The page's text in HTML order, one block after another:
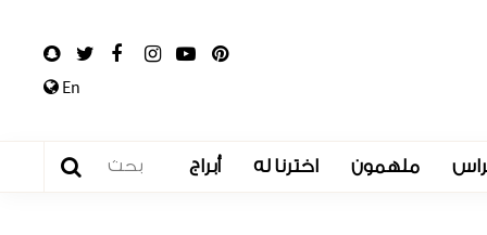
En
ملهمون اخترنا له أبراج